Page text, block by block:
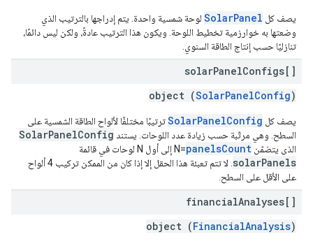
يصف كل SolarPanel لوحة شمسية واحدة. يتم إدراجها بالترتيب الذي
وضعتها به خوارزمية تخطيط اللوحة. ويكون هذا الترتيب عادةً، ولكن ليس دائمًا،
تنازليًا حسب إنتاج الطاقة السنوي.
solarPanelConfigs[]
object (SolarPanelConfig)
يصف كل SolarPanelConfigترتيبًا مختلفًا لألواح الطاقة الشمسية على
السطح. وهي مرتّبة حسب زيادة عدد اللوحات. يستند SolarPanelConfig
الذي يتضمّن panelsCount=N إلى أول N لوحات في قائمة
solarPanels
. لا تتم تعبئة هذا الحقل إلا إذا كان من الممكن تركيب 4 ألواح
على الأقل على السطح.
financialAnalyses[]
object (FinancialAnalysis)